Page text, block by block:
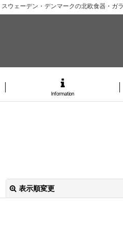
ウェーデン・デンマークの北欧食器・ガ
Information
表示順変更